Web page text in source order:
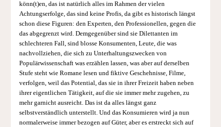
könn(t)en, das ist natürlich alles im Rahmen der vielen
Achtungserfolge, das sind keine Profis, da gibt es historisch längst
schon diese Figuren: den Experten, den Professionellen, gegen die
das abgegrenzt wird. Demgegenüber sind sie Dilettanten im
schlechteren Fall, sind blosse Konsumenten, Leute, die was
nachvollziehen, die sich zu Unterhaltungszwecken von
Populärwissenschaft was erzählen lassen, was aber auf derselben
Stufe steht wie Romane lesen und fiktive Geschehnisse, Filme,
verfolgen, weil das Potential, das sie in ihrer Freizeit haben neben
ihrer eigentlichen Tätigkeit, auf die sie immer mehr zugehen, zu
mehr garnicht ausreicht. Das ist da alles längst ganz
selbstverständlich unterstellt. Und das Konsumieren wird ja nun
normalerweise immer bezogen auf Güter, aber es erstreckt sich auf